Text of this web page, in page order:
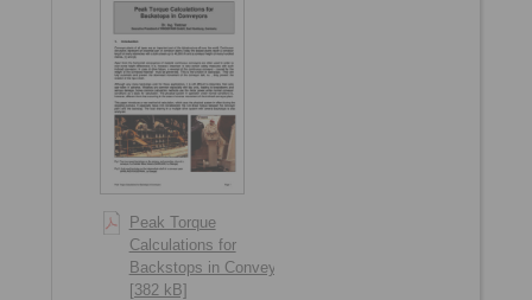
Peak Torque
Calculations for
Backstops in Conveyors
[382 kB]